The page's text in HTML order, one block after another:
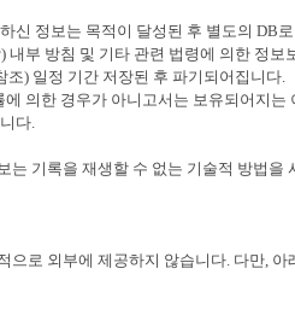
신 정보는 목적이 달성된 후 별도의 DB로
내부 방침 및 기타 관련 법령에 의한 정보
조) 일정 기간 저장된 후 파기되어집니다.
의한 경우가 아니고서는 보유되어지는
다.
는 기록을 재생할 수 없는 기술적 방법을
으로 외부에 제공하지 않습니다. 다만, 아